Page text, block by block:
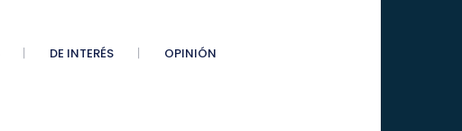
DE INTERÉS OPINIÓN